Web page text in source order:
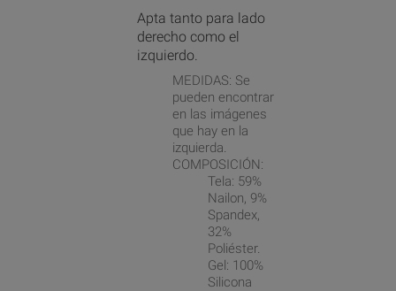
Apta tanto para lado
derecho como el
izquierdo.
MEDIDAS: Se
pueden encontrar
en las imágenes
que hay en la
izquierda.
COMPOSICIÓN:
Tela: 59%
Nailon, 9%
Spandex,
32%
Poliéster.
Gel: 100%
Silicona